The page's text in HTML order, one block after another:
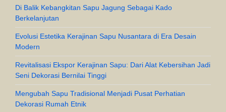
Di Balik Kebangkitan Sapu Jagung Sebagai Kado
Berkelanjutan
Evolusi Estetika Kerajinan Sapu Nusantara di Era Desain
Modern
Revitalisasi Ekspor Kerajinan Sapu: Dari Alat Kebersihan Jadi
Seni Dekorasi Bernilai Tinggi
Mengubah Sapu Tradisional Menjadi Pusat Perhatian
Dekorasi Rumah Etnik